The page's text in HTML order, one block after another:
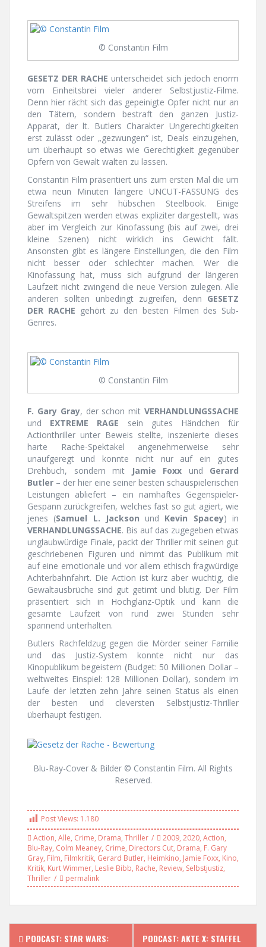
© Constantin Film
GESETZ DER RACHE unterscheidet sich jedoch enorm
vom Einheitsbrei vieler anderer Selbstjustiz-Filme.
Denn hier rächt sich das gepeinigte Opfer nicht nur an
den Tätern, sondern bestraft den ganzen Justiz-
Apparat, der lt. Butlers Charakter Ungerechtigkeiten
erst zulässt oder „gezwungen“ ist, Deals einzugehen,
um überhaupt so etwas wie Gerechtigkeit gegenüber
Opfern von Gewalt walten zu lassen.
Constantin Film präsentiert uns zum ersten Mal die um
etwa neun Minuten längere UNCUT-FASSUNG des
Streifens im sehr hübschen Steelbook. Einige
Gewaltspitzen werden etwas expliziter dargestellt, was
aber im Vergleich zur Kinofassung (bis auf zwei, drei
kleine Szenen) nicht wirklich ins Gewicht fällt.
Ansonsten gibt es längere Einstellungen, die den Film
nicht besser oder schlechter machen. Wer die
Kinofassung hat, muss sich aufgrund der längeren
Laufzeit nicht zwingend die neue Version zulegen. Alle
anderen sollten unbedingt zugreifen, denn GESETZ
DER RACHE gehört zu den besten Filmen des Sub-
Genres.
© Constantin Film
F. Gary Gray, der schon mitVERHANDLUNGSSACHE
und EXTREME RAGE sein gutes Händchen für
Actionthriller unter Beweis stellte, inszenierte dieses
harte Rache-Spektakel angenehmerweise sehr
unaufgeregt und konnte nicht nur auf ein gutes
Drehbuch, sondern mit
Jamie Foxx und Gerard
Butler – der hier eine seiner besten schauspielerischen
Leistungen abliefert – ein namhaftes Gegenspieler-
Gespann zurückgreifen, welches fast so gut agiert, wie
jenes (Samuel L. Jackson und Kevin Spacey) in
VERHANDLUNGSSACHE. Bis auf das zugegeben etwas
unglaubwürdige Finale, packt der Thriller mit seinen gut
geschriebenen Figuren und nimmt das Publikum mit
auf eine emotionale und vor allem ethisch fragwürdige
Achterbahnfahrt. Die Action ist kurz aber wuchtig, die
Gewaltausbrüche sind gut getimt und blutig. Der Film
präsentiert sich in Hochglanz-Optik und kann die
gesamte Laufzeit von rund zwei Stunden sehr
spannend unterhalten.
Butlers Rachfeldzug gegen die Mörder seiner Familie
und das Justiz-System konnte nicht nur das
Kinopublikum begeistern (Budget: 50 Millionen Dollar –
weltweites Einspiel: 128 Millionen Dollar), sondern im
Laufe der letzten zehn Jahre seinen Status als einen
der besten und cleversten Selbstjustiz-Thriller
überhaupt festigen.
Blu-Ray-Cover & Bilder © Constantin Film. All Rights
Reserved.
Post Views: 1.180
Action, Alle, Crime, Drama, Thriller 2009, 2020, Action,
Blu-Ray, Colm Meaney, Crime, Directors Cut, Drama, F. Gary
Gray, Film, Filmkritik, Gerard Butler, Heimkino, Jamie Foxx, Kino,
Kritik, Kurt Wimmer, Leslie Bibb, Rache, Review, Selbstjustiz,
Thriller
permalink
PODCAST: STAR WARS:
PODCAST: AKTE X: STAFFEL